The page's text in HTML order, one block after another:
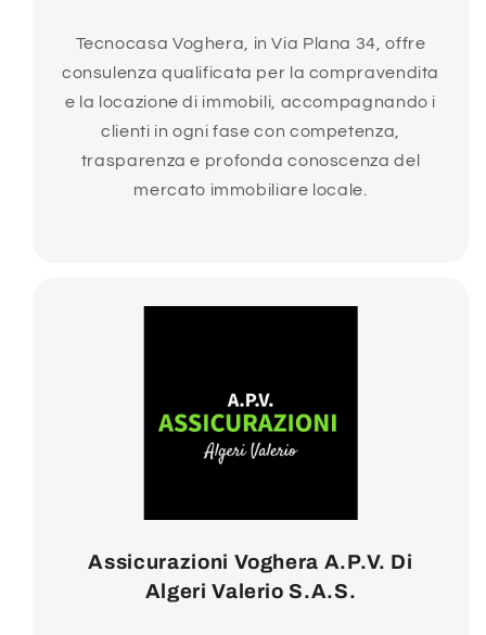
Tecnocasa Voghera, in Via Plana 34, offre
consulenza qualificata per la compravendita
e la locazione di immobili, accompagnando i
clienti in ogni fase con competenza,
trasparenza e profonda conoscenza del
mercato immobiliare locale.
Assicurazioni Voghera A.P.V. Di
Algeri Valerio S.A.S.